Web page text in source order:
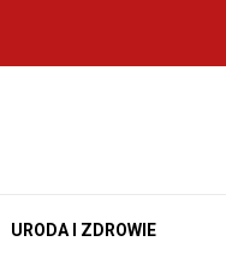
URODA I ZDROWIE